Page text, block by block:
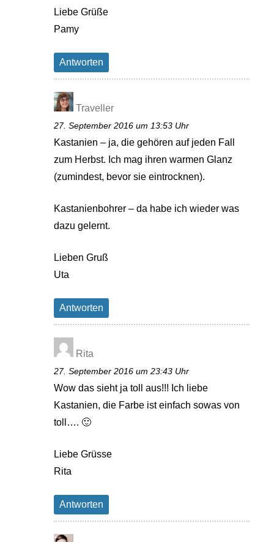
Liebe Grüße
Pamy
Antworten
Traveller
27. September 2016 um 13:53 Uhr
Kastanien – ja, die gehören auf jeden Fall
zum Herbst. Ich mag ihren warmen Glanz
(zumindest, bevor sie eintrocknen).
Kastanienbohrer – da habe ich wieder was
dazu gelernt.
Lieben Gruß
Uta
Antworten
Rita
27. September 2016 um 23:43 Uhr
Wow das sieht ja toll aus!!! Ich liebe
Kastanien, die Farbe ist einfach sowas von
toll…. 🙂
Liebe Grüsse
Rita
Antworten